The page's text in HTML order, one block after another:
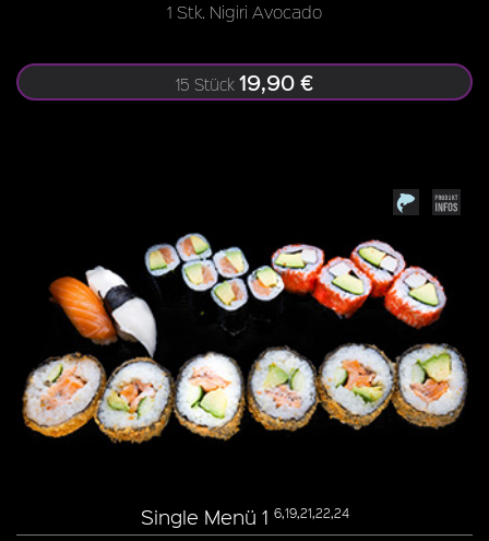
1 Stk. Nigiri Avocado
15 Stück 19,90 €
Single Menü 1 6,19,21,22,24